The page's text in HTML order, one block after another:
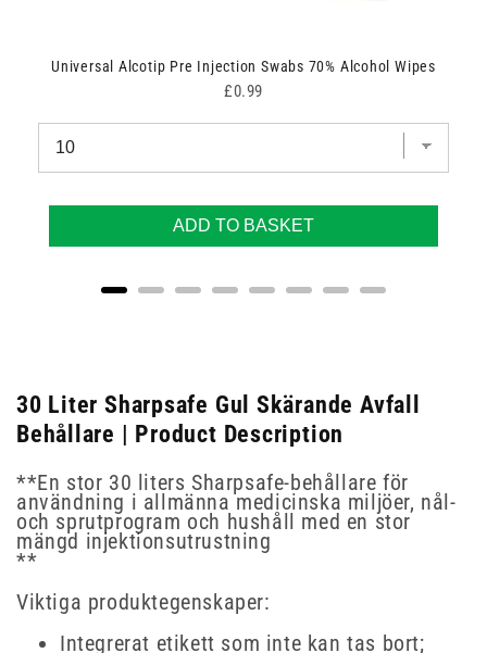
Universal Alcotip Pre Injection Swabs 70% Alcohol Wipes
Price
£0.99
ADD TO BASKET
30 Liter Sharpsafe Gul Skärande Avfall
Behållare | Product Description
**En stor 30 liters Sharpsafe-behållare för
användning i allmänna medicinska miljöer, nål-
och sprutprogram och hushåll med en stor
mängd injektionsutrustning
**
Viktiga produktegenskaper:
Integrerat etikett som inte kan tas bort;